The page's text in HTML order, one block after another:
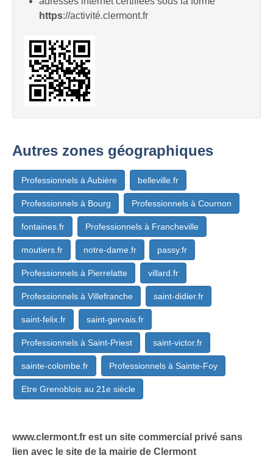
https://activité.clermont.fr
Autres zones géographiques
Professionnels à Aubière belleville.fr
Professionnels à Bourg Professionnels à Cournon
fontaines.fr Professionnels à Francheville
moutiers.fr notre-dame.fr passy.fr
Professionnels à Pierrelatte villard.fr
Professionnels à Villefranche saint-didier.fr
saint-felix.fr saint-gervais.fr
Professionnels à Saint-Priest saint-victor.fr
sainte-colombe.fr Professionnels à Sainte-Foy
Etre Grenoblois au 21e siècle
www.clermont.fr est un site commercial privé sans
lien avec le site de la mairie de Clermont